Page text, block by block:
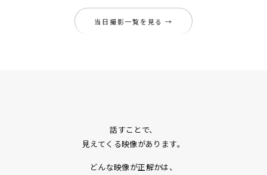
当日撮影一覧を見る →
話すことで、
見えてくる映像があります。
どんな映像が正解かは、